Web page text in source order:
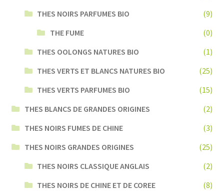
THES NOIRS PARFUMES BIO
(9)
THE FUME
(0)
THES OOLONGS NATURES BIO
(1)
THES VERTS ET BLANCS NATURES BIO
(25)
THES VERTS PARFUMES BIO
(15)
THES BLANCS DE GRANDES ORIGINES
(2)
THES NOIRS FUMES DE CHINE
(3)
THES NOIRS GRANDES ORIGINES
(25)
THES NOIRS CLASSIQUE ANGLAIS
(2)
THES NOIRS DE CHINE ET DE COREE
(8)